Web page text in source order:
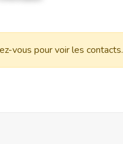
vous pour voir les contacts.